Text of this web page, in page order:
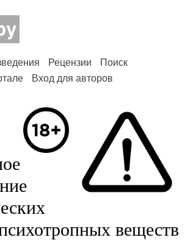
Рецензии
Поиск
Вход для авторов
веществ